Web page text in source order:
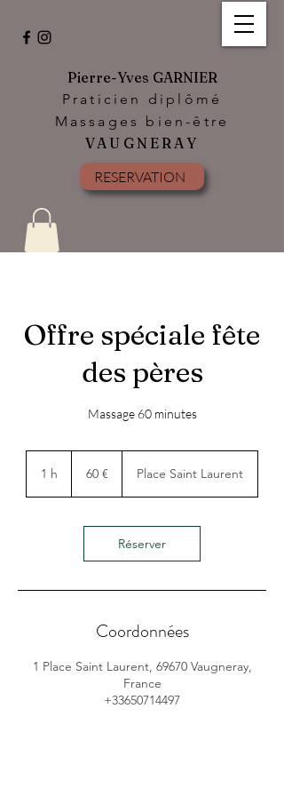
Pierre-Yves GARNIER
Praticien diplômé
Massages bien-être
VAUGNERAY
RESERVATION
Offre spéciale fête
des pères
Massage 60 minutes
1 h 60 € Place Saint Laurent
Réserver
Coordonnées
1 Place Saint Laurent, 69670 Vaugneray,
France
+33650714497